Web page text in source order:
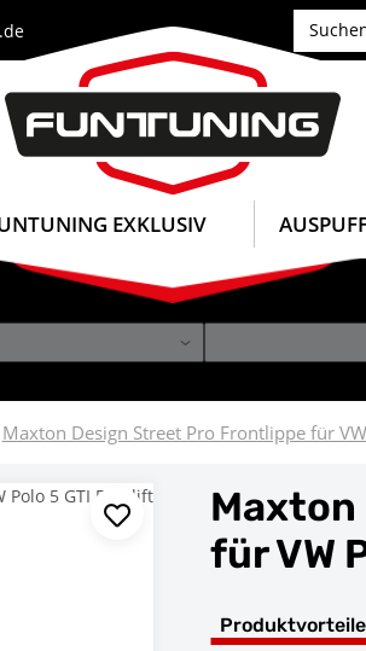
EXKLUSIV
Maxton Design Street Pro Frontlippe für
für VW
Produktvorteile